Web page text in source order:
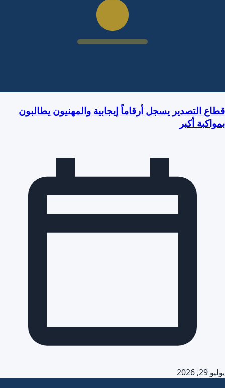
قطاع التصدير يسجل أرقاماً إيجابية والمهنيون يطالبون
بمواكبة أكبر
يوليو 29, 2026